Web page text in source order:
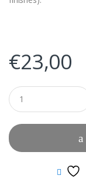
€23,00